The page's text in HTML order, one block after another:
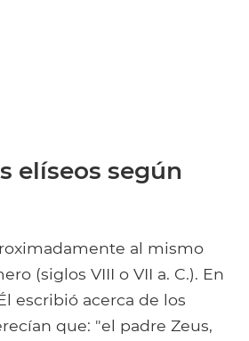
elíseos según
al mismo
(siglos VIII o VII a. C.). En
escribió acerca de los
que: "el padre Zeus,